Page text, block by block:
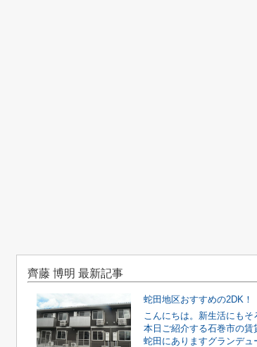
齊藤 博明 最新記事
蛇田地区おすすめの2DK！
こんにちは。新生活にもそ
本日ご紹介する石巻市の賃
蛇田にありますグランデ